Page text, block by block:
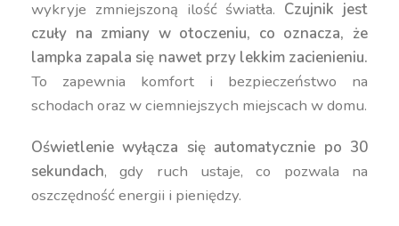
wykryje zmniejszoną ilość światła. Czujnik jest
czuły na zmiany w otoczeniu, co oznacza, że
lampka zapala się nawet przy lekkim zacienieniu.
To zapewnia komfort i bezpieczeństwo na
schodach oraz w ciemniejszych miejscach w domu.
Oświetlenie wyłącza się automatycznie po 30
sekundach, gdy ruch ustaje, co pozwala na
oszczędność energii i pieniędzy.